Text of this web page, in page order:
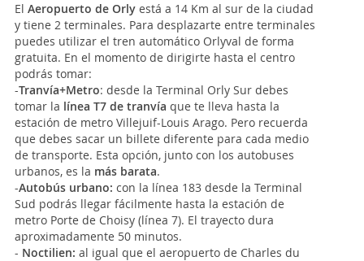
El Aeropuerto de Orly está a 14 Km al sur de la ciudad
y tiene 2 terminales. Para desplazarte entre terminales
puedes utilizar el tren automático Orlyval de forma
gratuita. En el momento de dirigirte hasta el centro
podrás tomar:
-Tranvía+Metro: desde la Terminal Orly Sur debes
tomar la línea T7 de tranvía que te lleva hasta la
estación de metro Villejuif-Louis Arago. Pero recuerda
que debes sacar un billete diferente para cada medio
de transporte. Esta opción, junto con los autobuses
urbanos, es la más barata.
-Autobús urbano: con la línea 183 desde la Terminal
Sud podrás llegar fácilmente hasta la estación de
metro Porte de Choisy (línea 7). El trayecto dura
aproximadamente 50 minutos.
- Noctilien: al igual que el aeropuerto de Charles du